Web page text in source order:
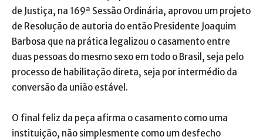
de Justiça, na 169ª Sessão Ordinária, aprovou um projeto
de Resolução de autoria do então Presidente Joaquim
Barbosa que na prática legalizou o casamento entre
duas pessoas do mesmo sexo em todo o Brasil, seja pelo
processo de habilitação direta, seja por intermédio da
conversão da união estável.
O final feliz da peça afirma o casamento como uma
instituição, não simplesmente como um desfecho